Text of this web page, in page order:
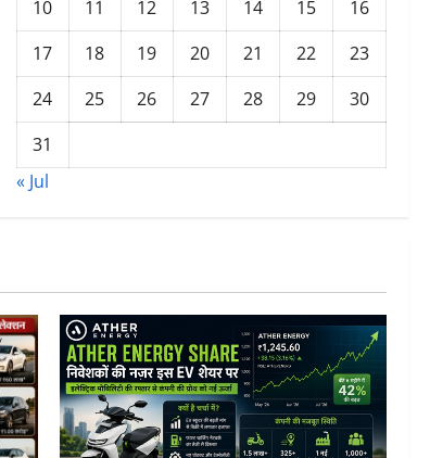
10
11 12 13 14 15
16
17
18 19 20 21 22
23
24
25 26 27 28 29
30
31
« Jul